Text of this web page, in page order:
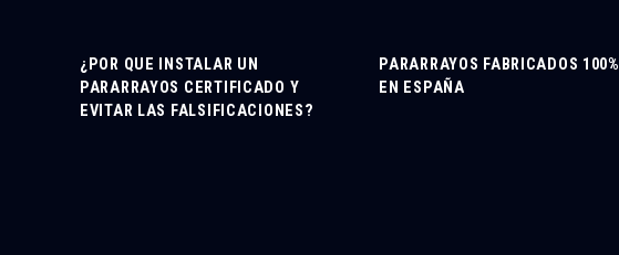
¿POR QUE INSTALAR UN
PARARRAYOS CERTIFICADO Y
EVITAR LAS FALSIFICACIONES?
PARARRAYOS FABRICADOS 100%
EN ESPAÑA